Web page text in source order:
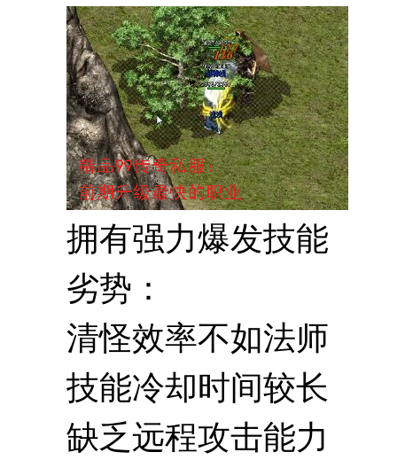
拥有强力爆发技能
劣势：
清怪效率不如法师
技能冷却时间较长
缺乏远程攻击能力